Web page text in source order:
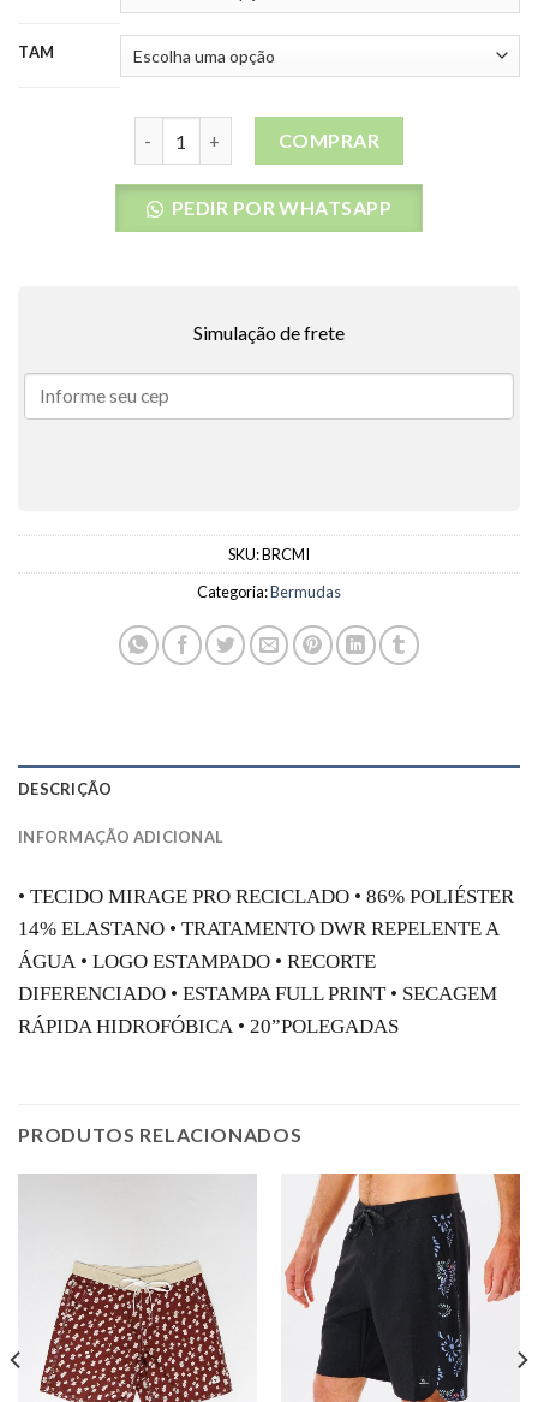
TAM
COMPRAR
PEDIR POR WHATSAPP
Simulação de frete
SKU:BRCMI
Categoria:Bermudas
DESCRIÇÃO
INFORMAÇÃO ADICIONAL
• TECIDO MIRAGE PRO RECICLADO • 86% POLIÉSTER
14% ELASTANO • TRATAMENTO DWR REPELENTE A
ÁGUA • LOGO ESTAMPADO • RECORTE
DIFERENCIADO • ESTAMPA FULL PRINT • SECAGEM
RÁPIDA HIDROFÓBICA • 20”POLEGADAS
PRODUTOS RELACIONADOS